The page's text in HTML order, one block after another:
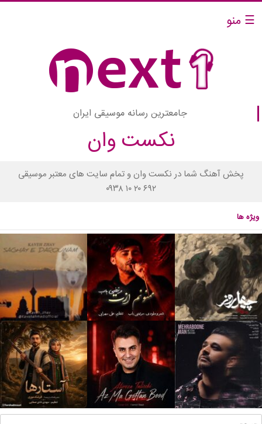
☰ منو
جامعترین رسانه موسیقی ایران
نکست وان
پخش آهنگ شما در نکست وان و تمام سایت های معتبر موسیقی
۰۹۳۸ ۱۰ ۲۰ ۶۹۲
ویژه ها